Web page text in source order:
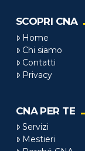
SCOPRI CNA
Home
Chi siamo
Contatti
Privacy
CNA PER TE
Servizi
Mestieri